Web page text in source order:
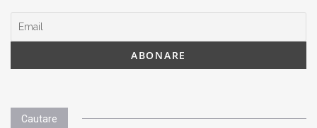
Cautare